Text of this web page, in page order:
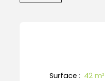
Surface : 42 m²